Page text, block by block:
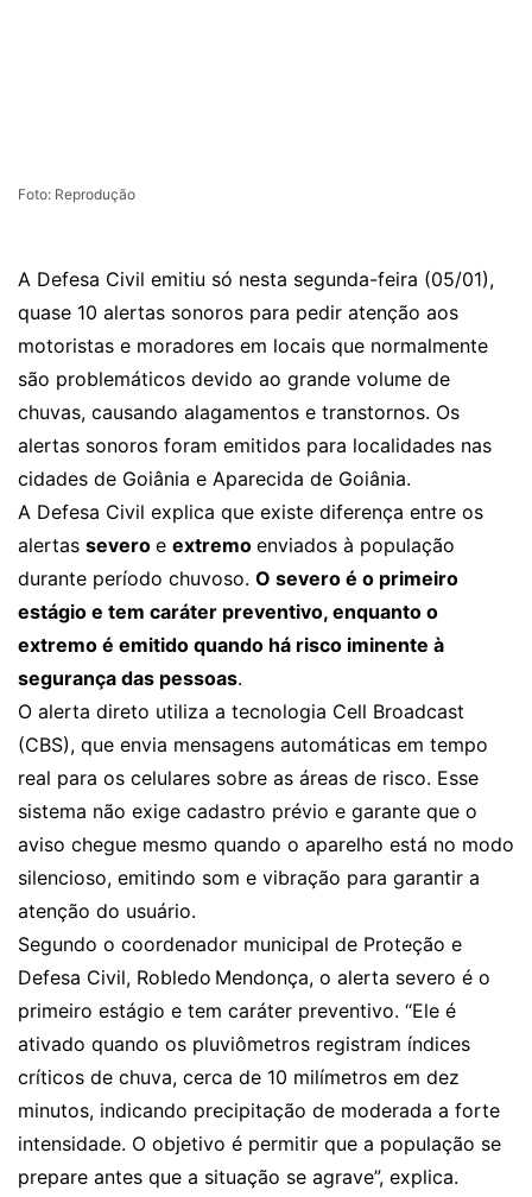
Foto: Reprodução
A Defesa Civil emitiu só nesta segunda-feira (05/01),
quase 10 alertas sonoros para pedir atenção aos
motoristas e moradores em locais que normalmente
são problemáticos devido ao grande volume de
chuvas, causando alagamentos e transtornos. Os
alertas sonoros foram emitidos para localidades nas
cidades de Goiânia e Aparecida de Goiânia.
A Defesa Civil explica que existe diferença entre os
alertas severo e extremo enviados à população
durante período chuvoso. O severo é o primeiro
estágio e tem caráter preventivo, enquanto o
extremo é emitido quando há risco iminente à
segurança das pessoas.
O alerta direto utiliza a tecnologia Cell Broadcast
(CBS), que envia mensagens automáticas em tempo
real para os celulares sobre as áreas de risco. Esse
sistema não exige cadastro prévio e garante que o
aviso chegue mesmo quando o aparelho está no modo
silencioso, emitindo som e vibração para garantir a
atenção do usuário.
Segundo o coordenador municipal de Proteção e
Defesa Civil, Robledo Mendonça, o alerta severo é o
primeiro estágio e tem caráter preventivo. “Ele é
ativado quando os pluviômetros registram índices
críticos de chuva, cerca de 10 milímetros em dez
minutos, indicando precipitação de moderada a forte
intensidade. O objetivo é permitir que a população se
prepare antes que a situação se agrave”, explica.